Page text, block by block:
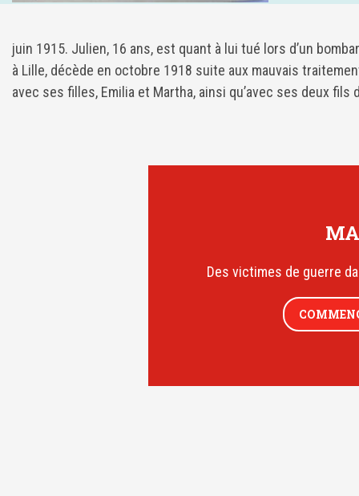
juin 1915. Julien, 16 ans, est quant à lui tué lors d’un
à Lille, décède en octobre 1918 suite aux mauvais
avec ses filles, Emilia et Martha, ainsi qu’avec ses deux fils
Des victimes de guerre